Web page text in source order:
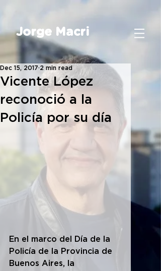
Jorge Macri
Vicente López
reconoció a la
Policía por su día
Dec 15, 2017 2 min read
En el marco del Día de la
Policía de la Provincia de
Buenos Aires, la